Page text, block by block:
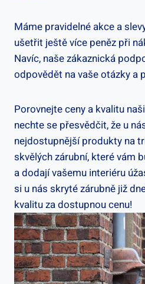
Máme pravidelné akce a
ušetřit ještě více peněz při
Navíc, naše zákaznická
odpovědět na vaše otázky a
Porovnejte ceny a kvalitu
nechte se přesvědčit, že u
nejdostupnější produkty na
skvělých zárubní, které vám
a dodají vašemu interiéru
si u nás skryté zárubně již
kvalitu za dostupnou cenu!